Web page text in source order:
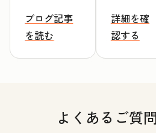
ブログ記事
を読む
詳細を確
認する
よくあるご質問